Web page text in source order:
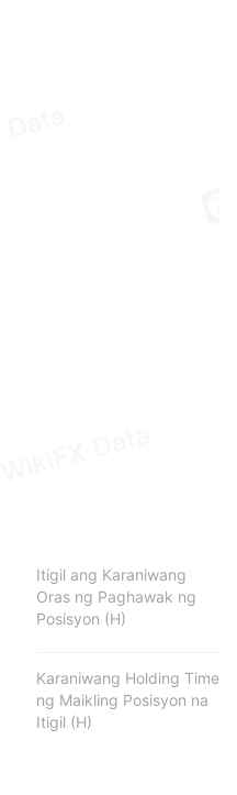
Itigil ang Karaniwang
Oras ng Paghawak ng
Posisyon (H)
Karaniwang Holding Time
ng Maikling Posisyon na
Itigil (H)